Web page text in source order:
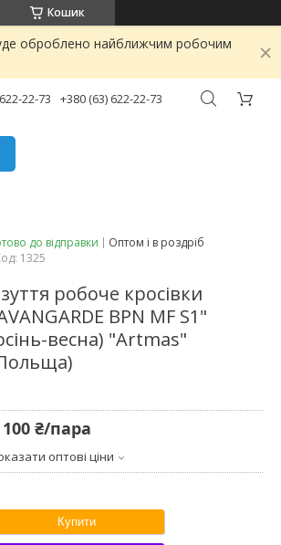
Кошик
оброблено найближчим робочим
22-73 +380 (63) 622-22-73
до відправки
Оптом і в роздріб
1325
робоче кросівки
BPN MF S1"
весна) "Artmas"
100 ₴/пара
оптові ціни
Купити